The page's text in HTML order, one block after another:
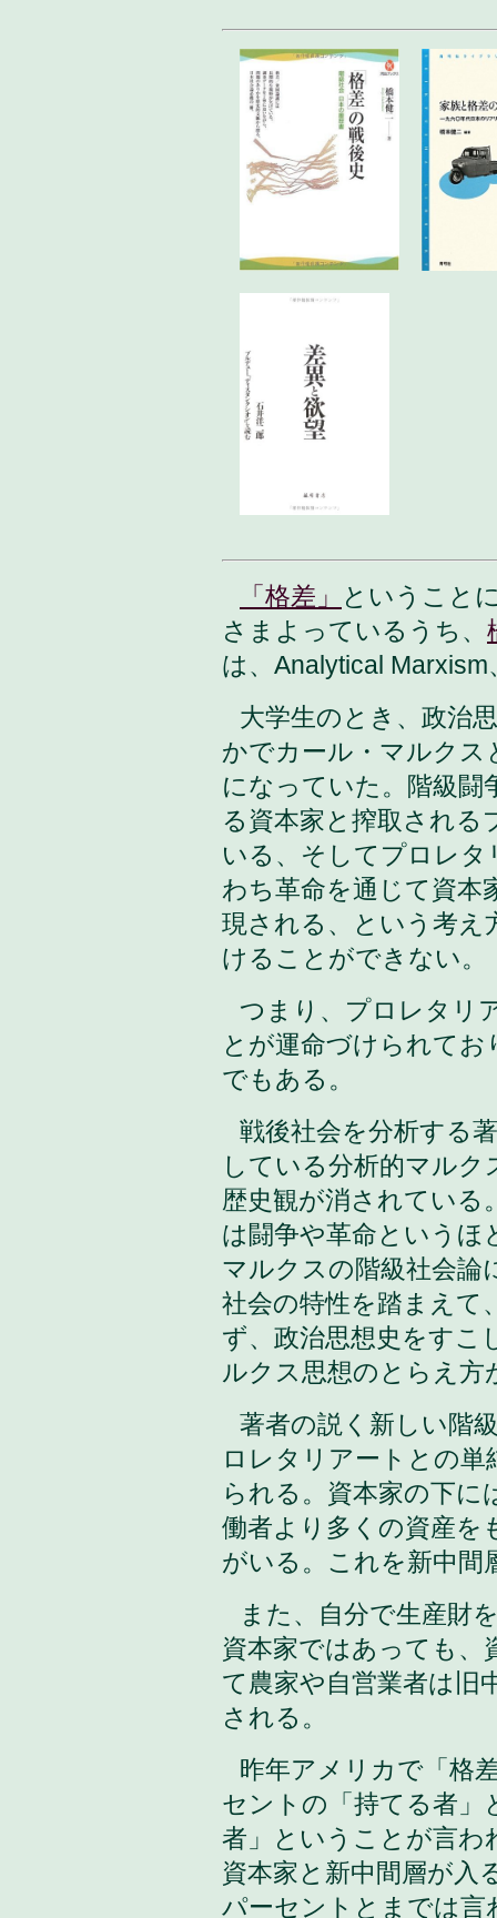
「格差」
ということ
さまよっているうち、
は、Analytical
大学生のとき、政治
かでカール・マルクス
になっていた。階級闘
る資本家と搾取される
いる、そしてプロレ
わち革命を通じて資本
現される、という考え
けることができない。
つまり、プロレタリ
とが運命づけられて
でもある。
戦後社会を分析する
している分析的マル
歴史観が消されている
は闘争や革命というほ
マルクスの階級社会論
社会の特性を踏まえて
ず、政治思想史をすこ
ルクス思想のとらえ方
著者の説く新しい階
ロレタリアートとの
られる。資本家の下に
働者より多くの資産を
がいる。これを新中間
また、自分で生産財
資本家ではあっても、
て農家や自営業者は旧
される。
昨年アメリカで「格
セントの「持てる者」
者」ということが言わ
資本家と新中間層が入
パーセントとまでは言